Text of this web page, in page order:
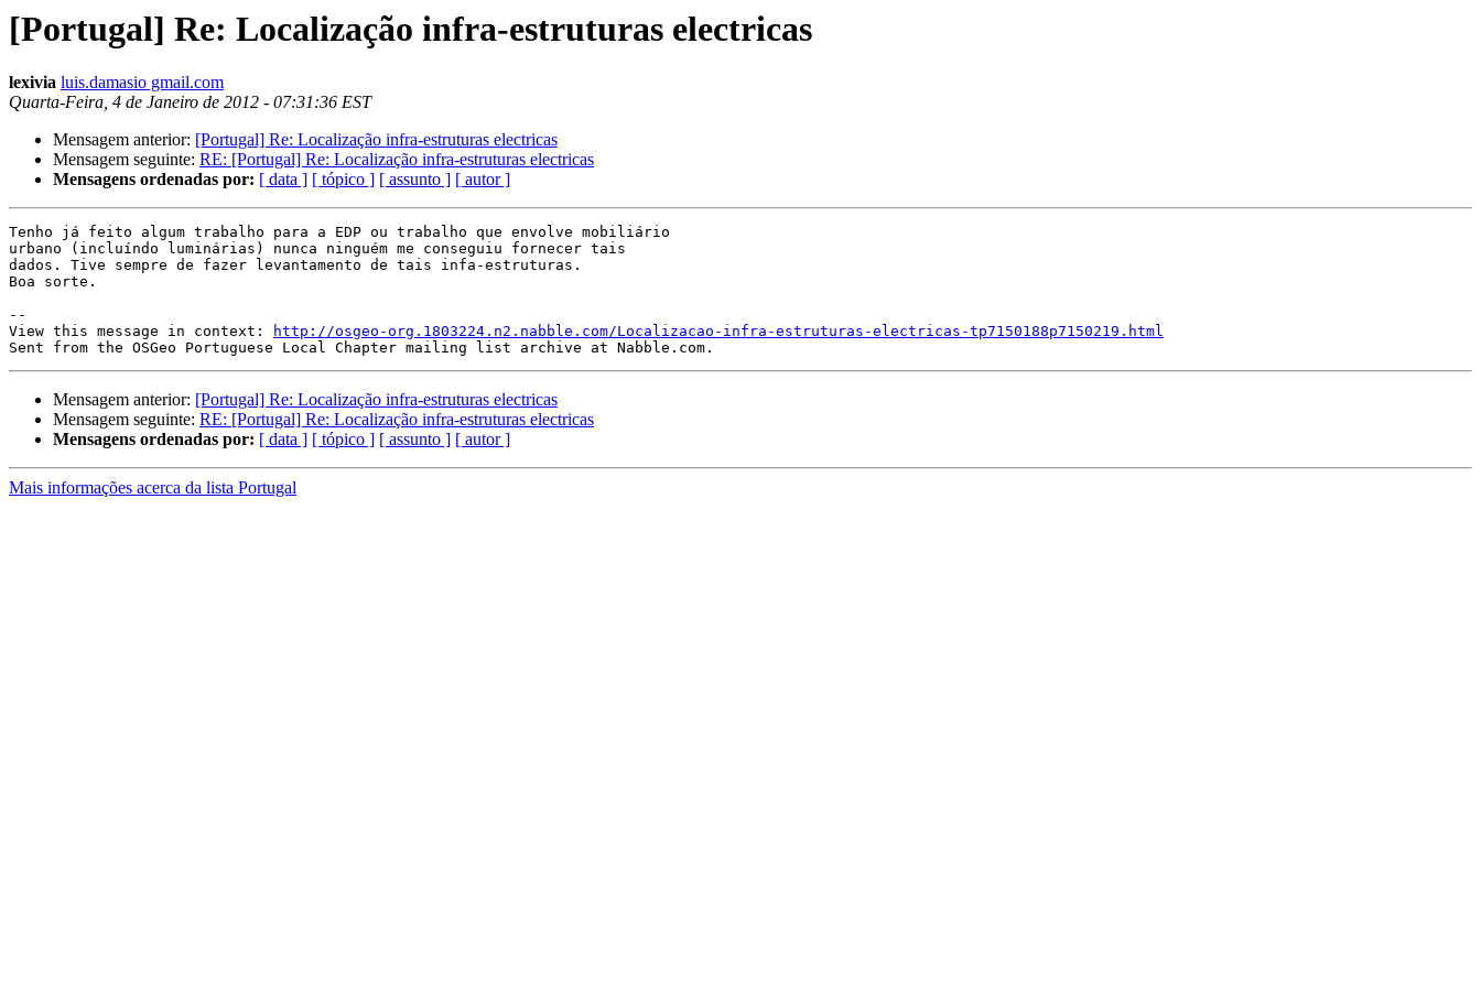
[Portugal] Re: Localização infra-estruturas electricas
lexivia luis.damasio gmail.com
Quarta-Feira, 4 de Janeiro de 2012 - 07:31:36 EST
Mensagem anterior: [Portugal] Re: Localização infra-estruturas electricas
Mensagem seguinte: RE: [Portugal] Re: Localização infra-estruturas electricas
Mensagens ordenadas por: [ data ] [ tópico ] [ assunto ] [ autor ]
Tenho já feito algum trabalho para a EDP ou trabalho que envolve mobiliário
urbano (incluíndo luminárias) nunca ninguém me conseguiu fornecer tais
dados. Tive sempre de fazer levantamento de tais infa-estruturas.
Boa sorte.
--
View this message in context:
http://osgeo-org.1803224.n2.nabble.com/Localizacao-infra-estruturas-electricas-tp7150188p7150219.html
Mensagem anterior: [Portugal] Re: Localização infra-estruturas electricas
Mensagem seguinte: RE: [Portugal] Re: Localização infra-estruturas electricas
Mensagens ordenadas por: [ data ] [ tópico ] [ assunto ] [ autor ]
Mais informações acerca da lista Portugal